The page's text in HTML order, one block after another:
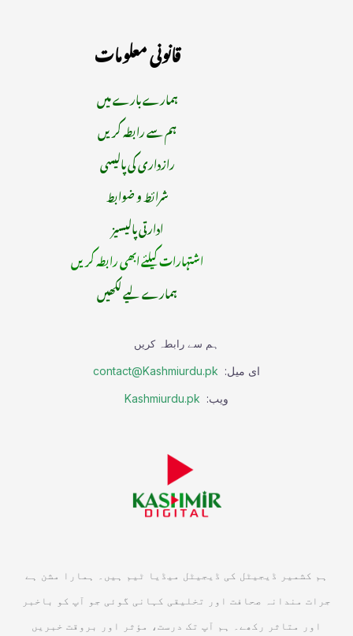
قانونی معلومات
ہمارے بارے میں
ہم سے رابطہ کریں
رازداری کی پالیسی
شرائط و ضوابط
ادارتی پالیسیز
اشتہارات کیلئے ابھی رابطہ کریں
ہمارے لیے لکھیں
ہم سے رابطہ کریں
ای میل: contact@Kashmiurdu.pk
ویب: Kashmiurdu.pk
ہم کشمیر ڈیجیٹل کی ڈیجیٹل میڈیا ٹیم ہیں۔ ہمارا مشن ہے
جرات مندانہ صحافت اور تخلیقی کہانی گوئی جو آپ کو باخبر
اور متاثر رکھے۔ ہم آپ تک درست، مؤثر اور بروقت خبریں